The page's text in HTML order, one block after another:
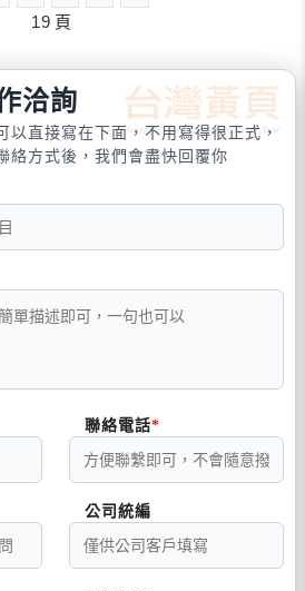
19 頁
洽詢
以直接寫在下面，不用寫得很正式，
絡方式後，我們會盡快回覆你
聯絡電話
公司統編